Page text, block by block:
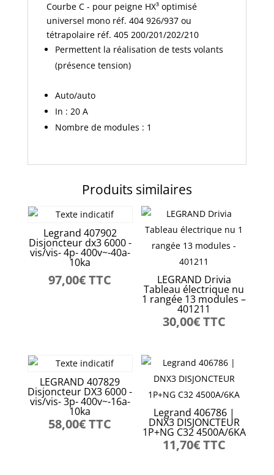
Courbe C - pour peigne HX³ optimisé
universel mono réf. 404 926/937 ou
tétrapolaire réf. 405 200/201/202/210
Permettent la réalisation de tests volants
(présence tension)
Auto/auto
In : 20 A
Nombre de modules : 1
Produits similaires
Legrand 407902
Disjoncteur dx3 6000 -
vis/vis- 4p- 400v~-40a-
10ka
97,00€TTC LEGRAND Drivia
Tableau électrique nu
1 rangée 13 modules –
401211
30,00€TTC
LEGRAND 407829
Disjoncteur DX3 6000 -
vis/vis- 3p- 400v~-16a-
10ka
58,00€TTC
Legrand 406786 |
DNX3 DISJONCTEUR
1P+NG C32 4500A/6KA
11,70€TTC